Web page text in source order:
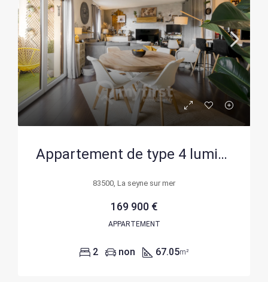
Appartement de type 4 lumineux en dernier étage à La Seyne-sur-Mer avec terrasse
83500, La seyne sur mer
169 900 €
APPARTEMENT
2 non 67.05m²